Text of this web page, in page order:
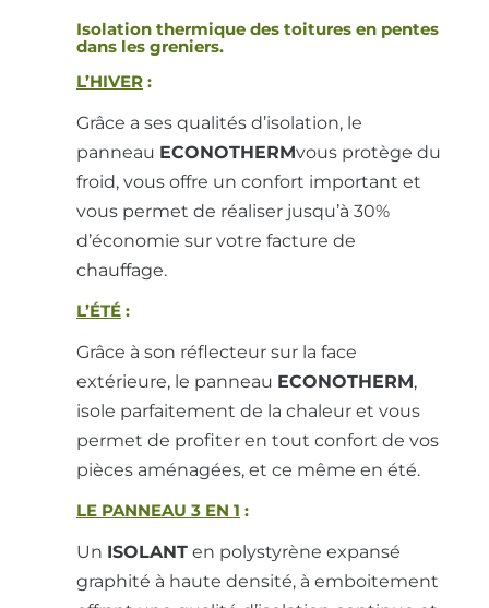
Isolation thermique des toitures en pentes
dans les greniers.
L’HIVER :
Grâce a ses qualités d’isolation, le
panneau ECONOTHERMvous protège du
froid, vous offre un confort important et
vous permet de réaliser jusqu’à 30%
d’économie sur votre facture de
chauffage.
L’ÉTÉ :
Grâce à son réflecteur sur la face
extérieure, le panneau ECONOTHERM,
isole parfaitement de la chaleur et vous
permet de profiter en tout confort de vos
pièces aménagées, et ce même en été.
LE PANNEAU 3 EN 1 :
Un ISOLANT en polystyrène expansé
graphité à haute densité, à emboitement